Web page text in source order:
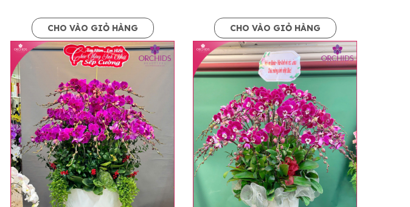
từ nhiều cây hoa và tạo dáng hoàn toàn thủ công nên có thể sẽ
thuộc theo mùa và điều kiện khách quan, tùy vào thời điểm hoa nở
trang trí.
hiện dựa trên mẫu đã chọn với mức độ giống mẫu khoảng 80-90%,
tôi sẽ chủ động liên lạc với khách hàng để thông báo và tư vấn
hợp không đủ thời gian hoặc không liên lạc được với người
CHO VÀO GIỎ HÀNG CHO VÀO GIỎ HÀNG